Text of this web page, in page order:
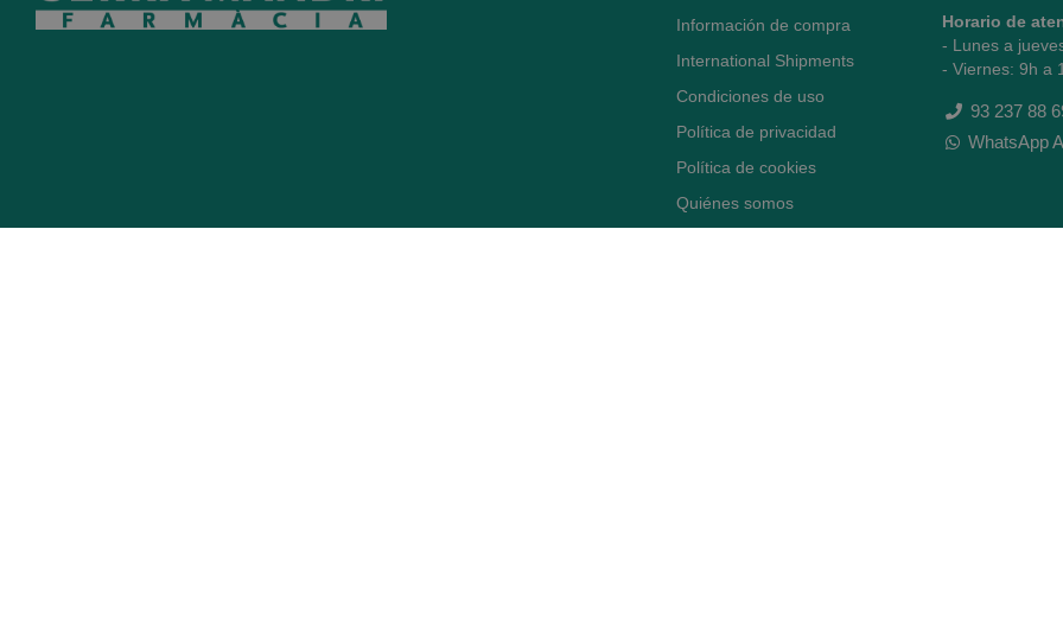
Información de compra
International Shipments
Condiciones de uso
Política de privacidad
Política de cookies
Quiénes somos
Horario de
- Lunes a
- Viernes: 9h a
93 237 88
WhatsApp